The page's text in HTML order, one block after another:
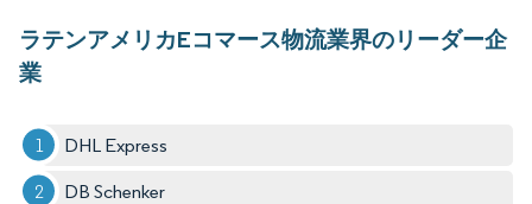
ラテンアメリカEコマース物流業界のリーダー企
業
DHL Express
DB Schenker